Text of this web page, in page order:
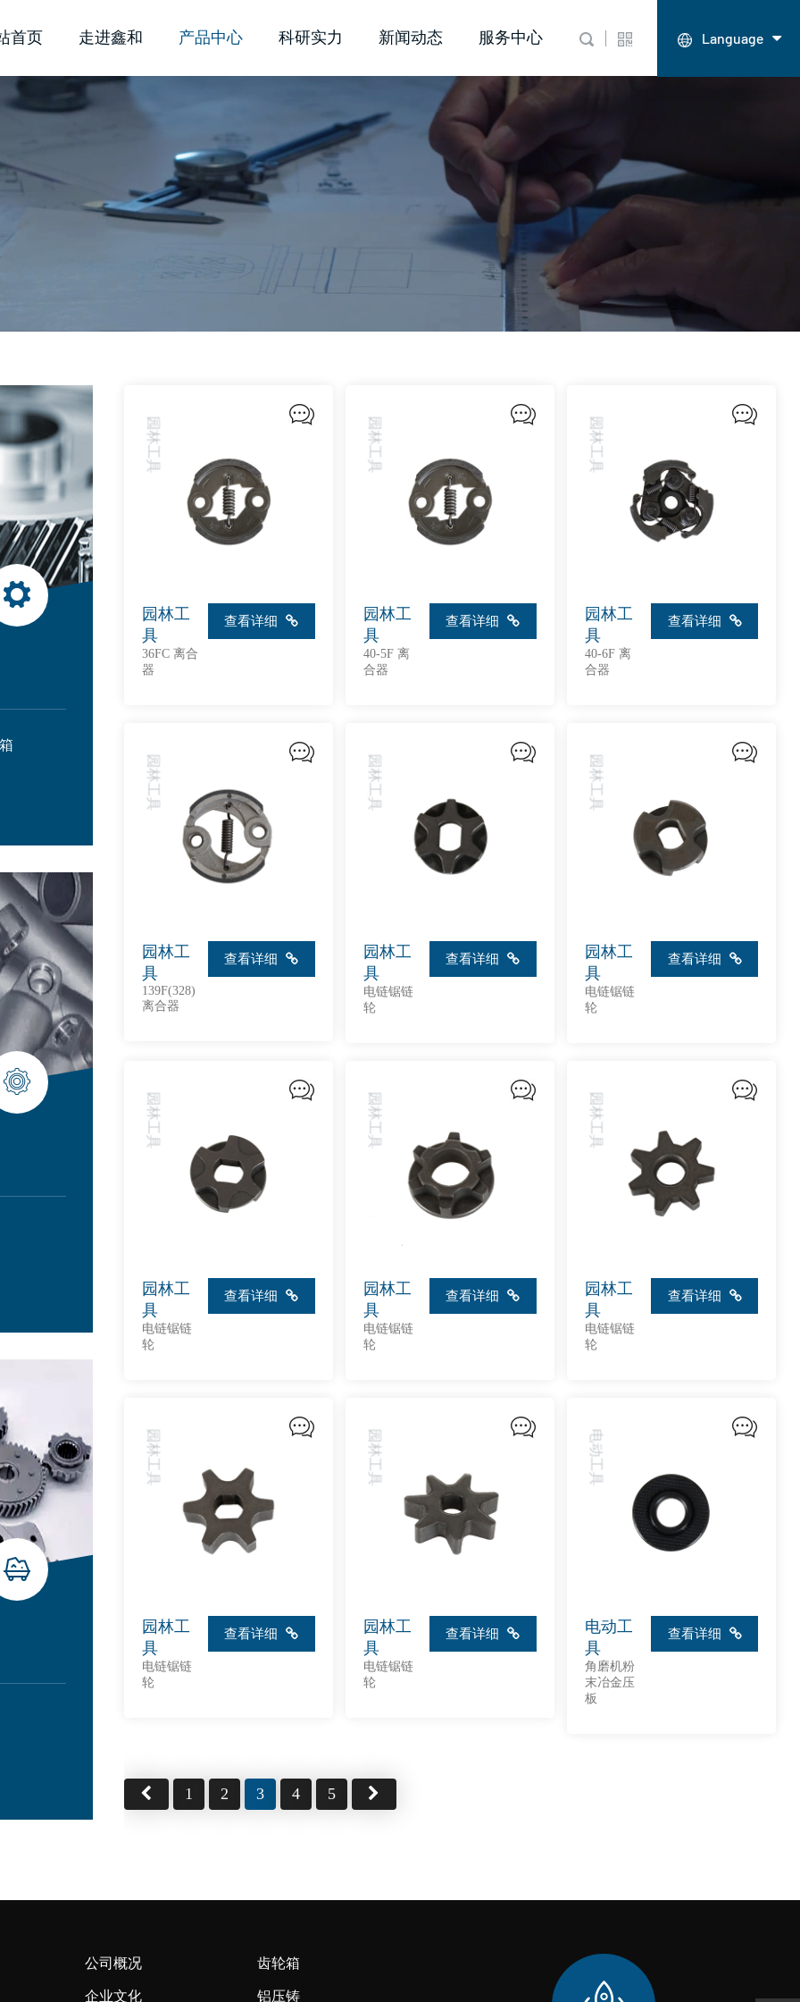
首页 走进鑫和 产品中心 科研实力 新闻动态 服务中心 Language
园林工具
园林工
具
36FC 离合
器
查看详细
园林工具
园林工
具
40-5F 离
合器
查看详细
园林工具
园林工
具
40-6F 离
合器
查看详细
园林工具
园林工
具
139F(328)
离合器
查看详细
园林工具
园林工
具
电链锯链
轮
查看详细
园林工具
园林工
具
电链锯链
轮
查看详细
园林工具
园林工
具
电链锯链
轮
查看详细
园林工具
园林工
具
电链锯链
轮
查看详细
园林工具
园林工
具
电链锯链
轮
查看详细
园林工具
园林工
具
电链锯链
轮
查看详细
园林工具
园林工
具
电链锯链
轮
查看详细
电动工具
电动工
具
角磨机粉
末冶金压
板
查看详细
1 2 3 4 5
公司概况
企业文化
齿轮箱
铝压铸